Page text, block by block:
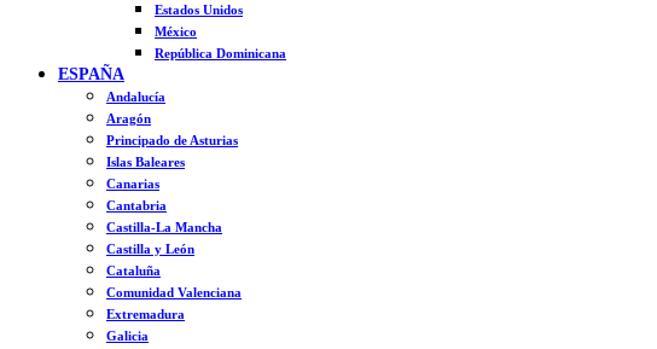
Estados Unidos
México
República Dominicana
ESPAÑA
Andalucía
Aragón
Principado de Asturias
Islas Baleares
Canarias
Cantabria
Castilla-La Mancha
Castilla y León
Cataluña
Comunidad Valenciana
Extremadura
Galicia